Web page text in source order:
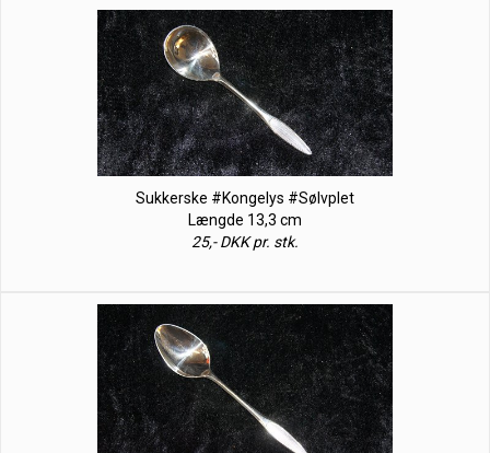
Sukkerske #Kongelys #Sølvplet
Længde 13,3 cm
25,- DKK pr. stk.